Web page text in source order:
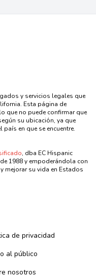
y servicios legales que
Esta página de
que no puede confirmar que
su ubicación, ya que
en que se encuentre.
, dba EC Hispanic
1988 y empoderándola con
mejorar su vida en Estados
de privacidad
al público
nosotros